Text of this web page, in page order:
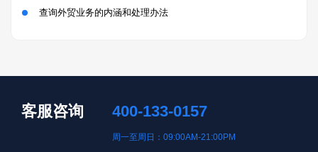
查询外贸业务的内涵和处理办法
客服咨询 400-133-0157
周一至周日：09:00AM-21:00PM